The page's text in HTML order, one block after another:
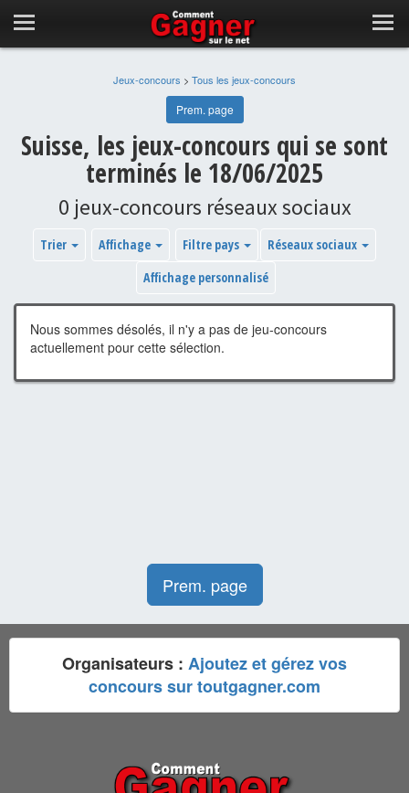
Jeux-concours > Tous les jeux-concours
Prem. page
Suisse, les jeux-concours qui se sont
terminés le 18/06/2025
0 jeux-concours réseaux sociaux
Trier Affichage Filtre pays
Réseaux sociaux
Affichage personnalisé
Nous sommes désolés, il n'y a pas de jeu-concours
actuellement pour cette sélection.
Prem. page
Organisateurs : Ajoutez et gérez vos
concours sur toutgagner.com